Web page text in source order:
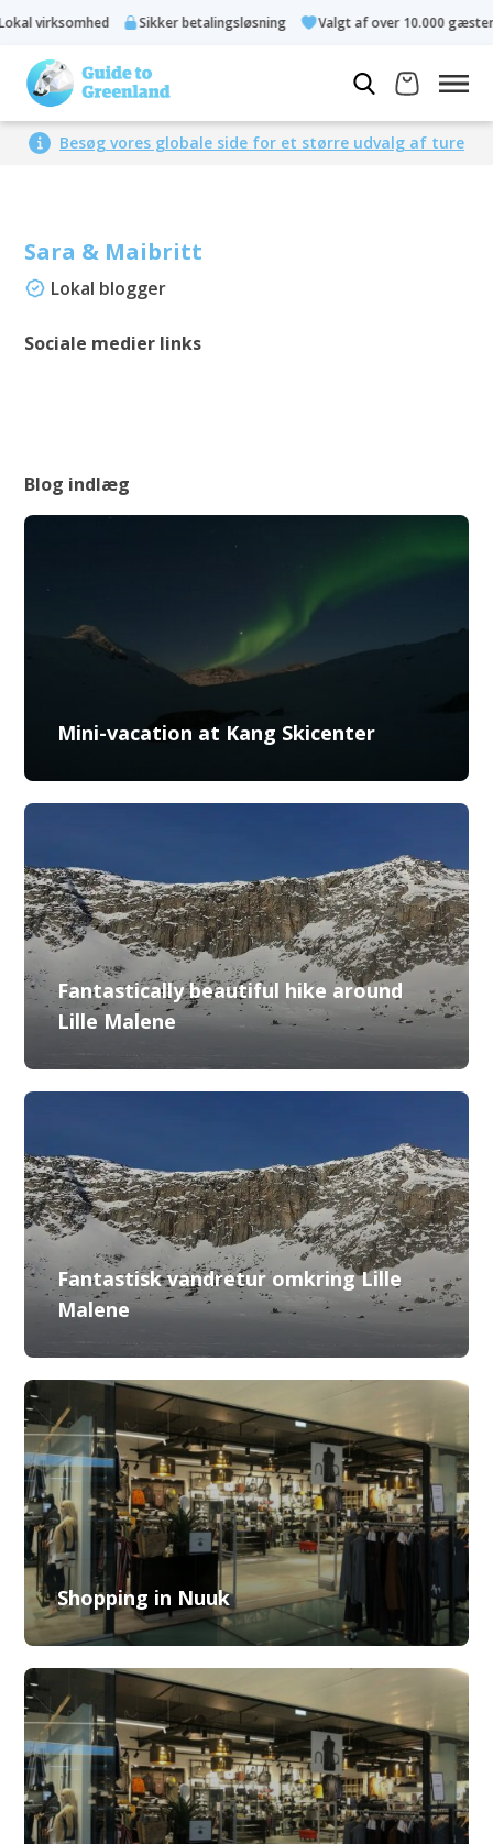
Sikker betalingsløsning Valgt af over 10.000 gæster
Besøg vores globale side for et større udvalg af ture
Sara & Maibritt
Lokal blogger
Sociale medier links
Blog indlæg
Mini-vacation at Kang Skicenter
Fantastically beautiful hike around
Lille Malene
Fantastisk vandretur omkring Lille
Malene
Shopping in Nuuk